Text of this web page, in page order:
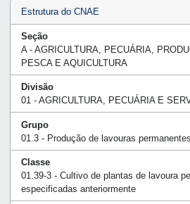
Estrutura do CNAE
Seção
A - AGRICULTURA, PECUÁRIA,
PESCA E AQUICULTURA
Divisão
01 - AGRICULTURA, PECUÁRIA E
Grupo
01.3 - Produção de lavouras permanentes
Classe
01.39-3 - Cultivo de plantas de lavoura
especificadas anteriormente